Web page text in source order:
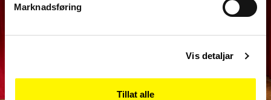
Marknadsføring
Vis detaljar
Tillat alle